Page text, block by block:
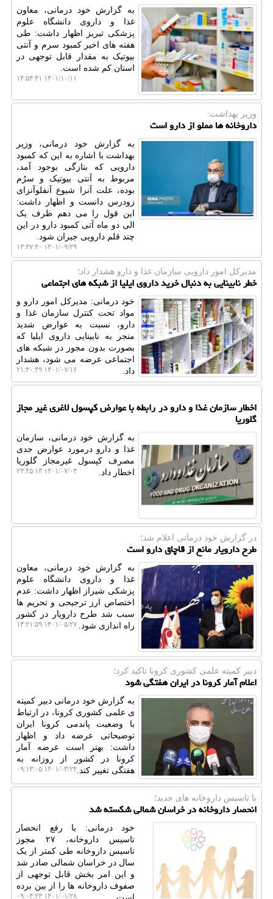
به گزارش خود درمانی، معاون
غذا و داروی دانشگاه علوم
پزشکی تبریز اظهار داشت: طی
هفته های اخیر کمبود سرم و آنتی
بیوتیک به مقدار قابل توجهی در
استان کم شده است.
۱۴۰۱/۱۰/۱۱ ۱۴:۵۴:۴۱
وزیر بهداشت:
داروخانه ها مملو از دارو است
به گزارش خود درمانی، وزیر
بهداشت با اشاره به این که کمبود
دارویی که بتازگی بوجود آمد،
مربوط به آنتی بیوتیک و سرُم
بوده، علت آنرا شیوع آنفلوآنزای
زودرس دانست و اظهار داشت:
این قول را می دهم ظرف یک
الی دو ماه آتی کمبود دارو در این
چند قلم دارویی جبران شود.
۱۴۰۱/۰۹/۲۹ ۱۳:۳۷:۴۰
مدیركل امور دارویی سازمان غذا و دارو هشدار داد؛
خطر نابینایی به دنبال خرید داروی ایلیا از شبکه های اجتماعی
خود درمانی: مدیرکل امور دارو و
مواد تحت کنترل سازمان غذا و
دارو، نسبت به عوارض شدید
منجر به نابینایی داروی ایلیا که
بصورت بدون مجوز در شبکه های
اجتماعی عرضه می شود، هشدار
داد.
۱۴۰۱/۰۷/۱۶ ۲۱:۳۰:۴۹
اخطار سازمان غذا و دارو در رابطه با عوارض کپسول لاغری غیر مجاز
گلوریا
به گزارش خود درمانی، سازمان
غذا و دارو درمورد عوارض جدی
مصرف کپسول غیرمجاز گلوریا
اخطار داد.
۱۴۰۱/۰۷/۰۳ ۲۳:۴۵:۱۳
در گزارش خود درمانی اعلام شد؛
طرح دارویار مانع از قاچاق دارو است
به گزارش خود درمانی، معاون
غذا و داروی دانشگاه علوم
پزشکی شیراز اظهار داشت: عدم
اختصاص ارز ترجیحی و تحریم ها
سبب شد طرح دارویار در کشور
راه اندازی شود.
۱۴۰۱/۰۵/۲۷ ۱۳:۲۱:۵۹
دبیر كمیته علمی كشوری كرونا تاكید كرد؛
اعلام آمار کرونا در ایران هفتگی شود
به گزارش خود درمانی دبیر کمیته
ی علمی کشوری کرونا، در ارتباط
با وضعیت پاندمی کرونا ایران
توضیحاتی عرضه داد و اظهار
داشت: بهتر است عرضه آمار
کرونا در کشور از روزانه به
هفتگی تغییر کند.۱۴۰۱/۰۳/۲۴ ۰۹:۱۳:۰۵
با تاسیس داروخانه های جدید؛
انحصار داروخانه در خراسان شمالی شکسته شد
خود درمانی: با رفع انحصار
تاسیس داروخانه، ۲۷ مجوز
تاسیس داروخانه طی کمتر از یک
سال در خراسان شمالی صادر شد
و این امر بخش قابل توجهی از
صفوف داروخانه ها را از بین برده
۱۴۰۱/۰۱/۲۸ ۰۹:۰۴:۲۳